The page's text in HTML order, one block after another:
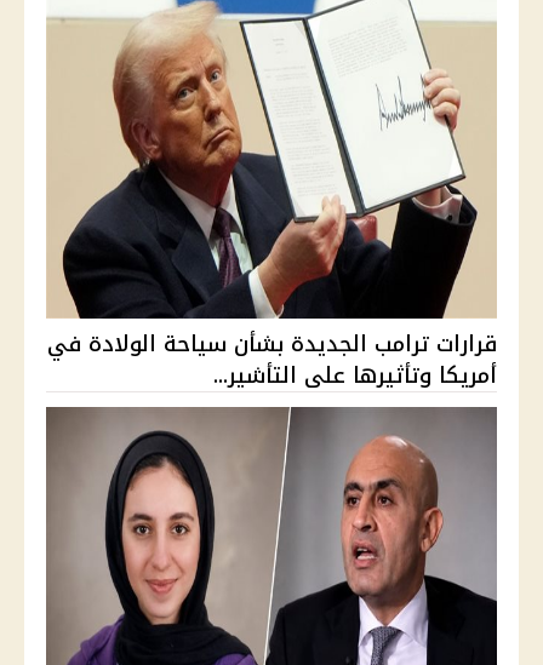
قرارات ترامب الجديدة بشأن سياحة الولادة في
أمريكا وتأثيرها على التأشير...